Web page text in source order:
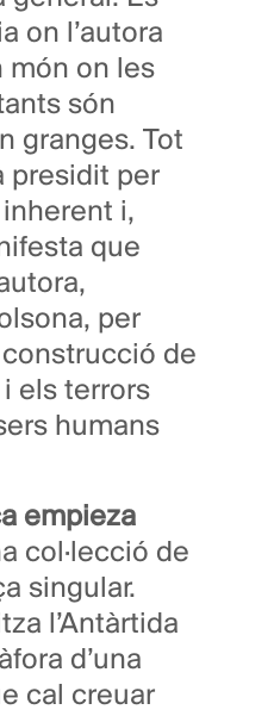
on l’autora
món on les
són
granges. Tot
presidit per
i,
que
per
de
els terrors
humans
empieza
col·lecció de
singular.
l’Antàrtida
d’una
cal creuar